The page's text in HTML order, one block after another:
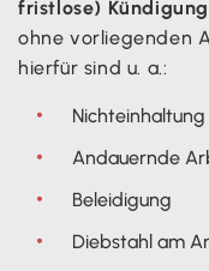
fristlose)
ohne vorliegenden
hierfür sind u. a.:
Andauernde
Beleidigung
Diebstahl am